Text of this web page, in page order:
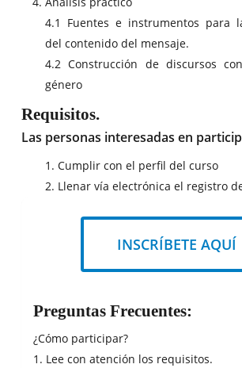
4.1 Fuentes e instrumentos para
del contenido del mensaje.
4.2 Construcción de discursos
género
Requisitos.
Las personas interesadas en
1. Cumplir con el perfil del curso
2. Llenar vía electrónica el registro
INSCRÍBETE AQUÍ
Preguntas Frecuentes:
¿Cómo participar?
1. Lee con atención los requisitos.